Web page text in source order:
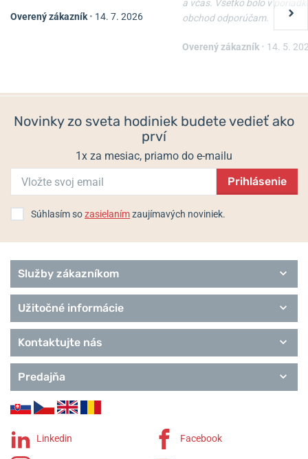
Nôž Victorinox Waiter
19,80 €
Nôž Victorinox Spartan
29,70 €
Overený zákazník • 14. 7. 2026
a včas. Všetko bolo v
obchod odporúčam.
Overený zákazník • 14. 5.
Novinky zo sveta hodiniek budete vedieť ako
prví
1x za mesiac, priamo do e-mailu
Prihlásenie
Súhlasím sozasielanímzaujímavých noviniek.
Služby zákazníkom
Užitočné informácie
Kontaktujte nás
Predajňa
Linkedin Facebook